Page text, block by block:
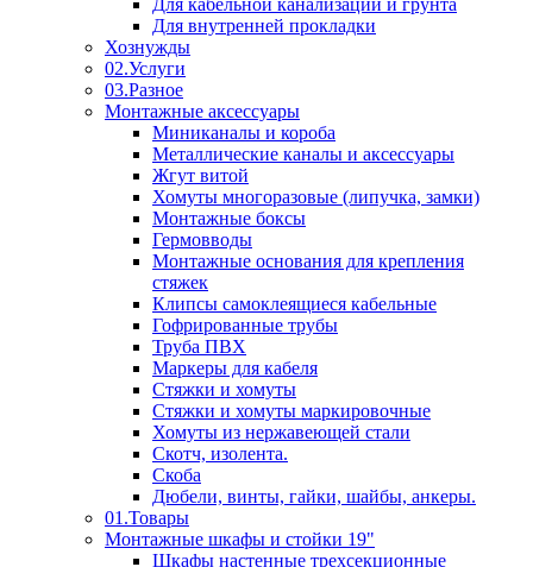
Для кабельной канализации и грунта
Для внутренней прокладки
Хознужды
02.Услуги
03.Разное
Монтажные аксессуары
Миниканалы и короба
Металлические каналы и аксессуары
Жгут витой
Хомуты многоразовые (липучка, замки)
Монтажные боксы
Гермовводы
Монтажные основания для крепления
стяжек
Клипсы самоклеящиеся кабельные
Гофрированные трубы
Труба ПВХ
Маркеры для кабеля
Стяжки и хомуты
Стяжки и хомуты маркировочные
Хомуты из нержавеющей стали
Скотч, изолента.
Скоба
Дюбели, винты, гайки, шайбы, анкеры.
01.Товары
Монтажные шкафы и стойки 19"
Шкафы настенные трехсекционные